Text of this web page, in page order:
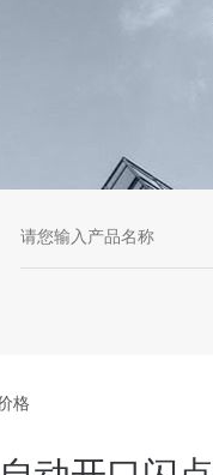
格